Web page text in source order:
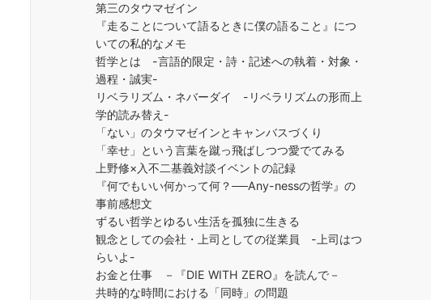
第三のタウマゼイン
『走ることについて語るときに僕の語ること』につ
いての私的なメモ
哲学とは -言語的限定・詩・記述への執着・対象・
過程・誠実-
リベラリズム・ネバーダイ -リベラリズムの形而上
学的読み替え-
「ない」のタウマゼインとキャンバスづくり
「幸せ」という言葉を蹴っ飛ばしつつ愛でてみる
上野修×入不二基義対談イベントの記録
『何でもいい何かって何？──Any-nessの哲学』の
事前感想文
ずるい哲学とゆるい生活を孤独に生きる
観念としての会社・上司としての従業員 -上司はつ
らいよ-
お金と仕事 －『DIE WITH ZERO』を読んで－
共時的な時間における「同時」の問題